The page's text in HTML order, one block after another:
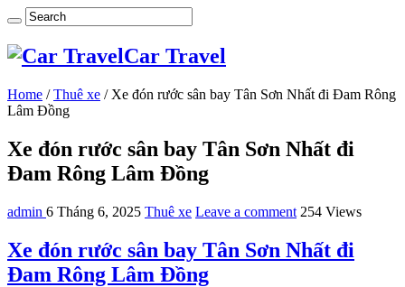
Car Travel
Home / Thuê xe / Xe đón rước sân bay Tân Sơn Nhất đi Đam Rông
Lâm Đồng
Xe đón rước sân bay Tân Sơn Nhất đi
Đam Rông Lâm Đồng
admin 6 Tháng 6, 2025 Thuê xe Leave a comment 254 Views
Xe đón rước sân bay Tân Sơn Nhất đi
Đam Rông Lâm Đồng